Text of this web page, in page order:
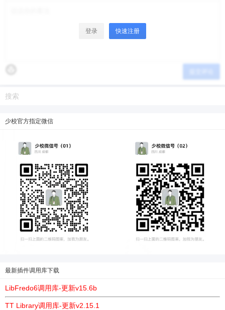
登录 快速注册
少校官方指定微信
最新插件调用库下载
LibFredo6调用库-更新v15.6b
TT Library调用库-更新v2.15.1